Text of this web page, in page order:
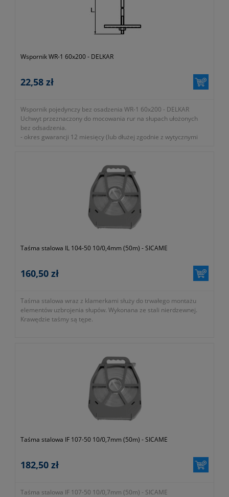
Wspornik WR-1 60x200 - DELKAR
22,58 zł
Wspornik pojedynczy bez osadzenia WR-1 60x200 - DELKAR
Uchwyt przeznaczony do mocowania rur na słupach ułożonych
bez odsadzenia.
- okres gwarancji 12 miesięcy (lub dłużej zgodnie z wytycznymi
- symbol producenta EP-UC-WR1-60X200
Taśma stalowa IL 104-50 10/0,4mm (50m) - SICAME
160,50 zł
Taśma stalowa wraz z klamerkami służy do trwałego montażu
elementów uzbrojenia słupów. Wykonana ze stali nierdzewnej.
Krawędzie taśmy są tępe.
Taśma stalowa IF 107-50 10/0,7mm (50m) - SICAME
182,50 zł
Taśma stalowa IF 107-50 10/0,7mm (50m) - SICAME